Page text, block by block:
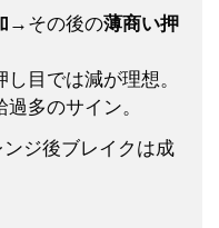
→その後の薄商い押
目では減が理想。
多のサイン。
ンジ後ブレイクは成